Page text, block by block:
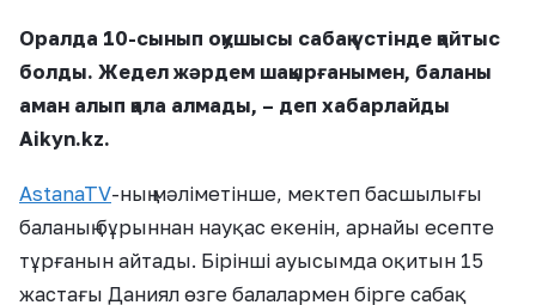
Оралда 10-сынып оқушысы сабақ үстінде қайтыс
болды. Жедел жәрдем шақырғанымен, баланы
аман алып қала алмады, – деп хабарлайды
Aikyn.kz.
AstanaTV-ның мәліметінше, мектеп басшылығы
баланың бұрыннан науқас екенін, арнайы есепте
тұрғанын айтады. Бірінші ауысымда оқитын 15
жастағы Даниял өзге балалармен бірге сабақ